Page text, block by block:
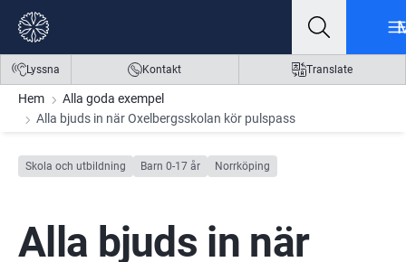
Gå till innehåll
Gå till meny
Gå till sidfot
Lyssna Kontakt Translate
Hem
Alla goda exempel
Alla bjuds in när Oxelbergsskolan kör pulspass
Skola och utbildning Barn 0-17 år Norrköping
Alla bjuds in när